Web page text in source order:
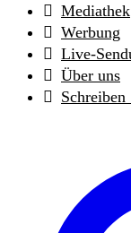
Mediathek
Werbung
Live-
Über uns
Schreiben